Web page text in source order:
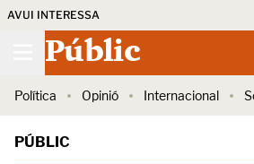
AVUI INTERESSA
Públic
Política Opinió Internacional
PÚBLIC